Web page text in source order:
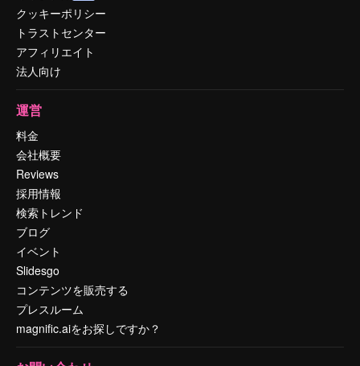
クッキーポリシー
トラストセンター
アフィリエイト
法人向け
運営
料金
会社概要
Reviews
採用情報
検索トレンド
ブログ
イベント
Slidesgo
コンテンツを販売する
プレスルーム
magnific.aiをお探しですか？